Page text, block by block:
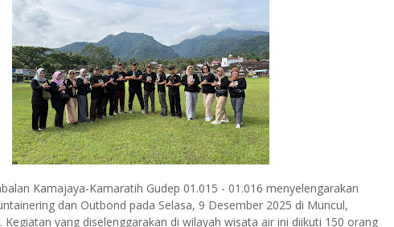
Kamajaya-Kamaratih Gudep 01.015 - 01.016 menyelengarakan
dan Outbond pada Selasa, 9 Desember 2025 di Muncul,
Kegiatan yang diselenggarakan di wilayah wisata air ini diikuti 150 orang